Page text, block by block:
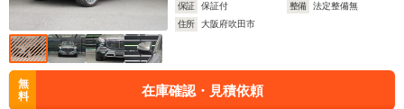
保証
保証付 整備
法定整備無
住所
大阪府吹田市
無
料
在庫確認・見積依頼